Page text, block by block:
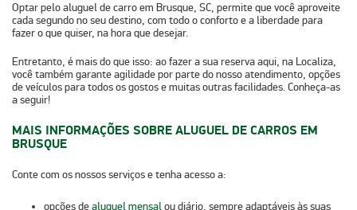
Optar peloaluguel de carro em Brusque, SC, permite que você aproveite
cada segundo no seu destino, com todo o conforto e a liberdade para
fazer o que quiser, na hora que desejar.
Entretanto, é mais do que isso: ao fazer a sua reserva aqui, na Localiza,
você também garanteagilidadepor parte do nosso atendimento, opções
de veículos para todos os gostos e muitas outras facilidades. Conheça-as
a seguir!
MAIS INFORMAÇÕES SOBRE ALUGUEL DE CARROS EM
BRUSQUE
Conte com os nossos serviços e tenha acesso a:
opções dealuguel mensalou diário, sempre adaptáveis às suas